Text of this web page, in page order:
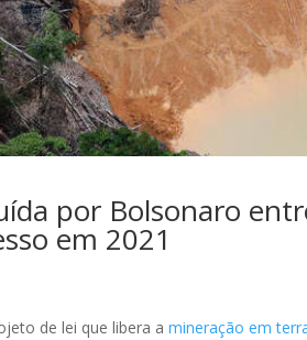
por Bolsonaro
em 2021
de lei que libera amineração em